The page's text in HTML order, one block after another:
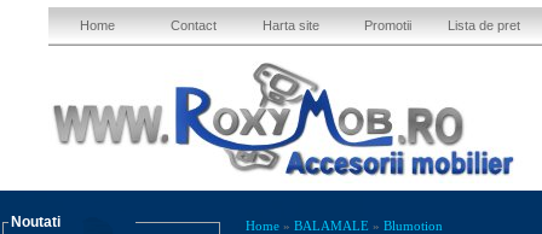
Home Contact Harta site Promotii Lista de pret
Noutati
Home » BALAMALE » Blumotion